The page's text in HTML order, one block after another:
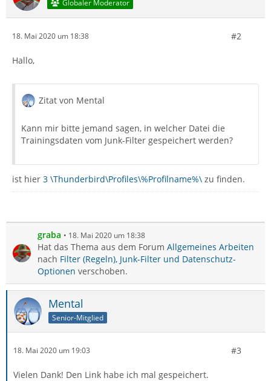
Globaler Moderator
18. Mai 2020 um 18:38 #2
Hallo,
Zitat von Mental
Kann mir bitte jemand sagen, in welcher Datei die
Trainingsdaten vom Junk-Filter gespeichert werden?
ist hier 3 \Thunderbird\Profiles\%Profilname%\ zu finden.
graba 18. Mai 2020 um 18:38
Hat das Thema aus dem Forum Allgemeines Arbeiten
nach Filter (Regeln), Junk-Filter und Datenschutz-
Optionen verschoben.
Mental
Senior-Mitglied
18. Mai 2020 um 19:03 #3
Vielen Dank! Den Link habe ich mal gespeichert.